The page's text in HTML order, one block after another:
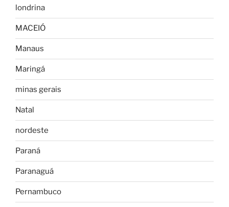
londrina
MACEIÓ
Manaus
Maringá
minas gerais
Natal
nordeste
Paraná
Paranaguá
Pernambuco